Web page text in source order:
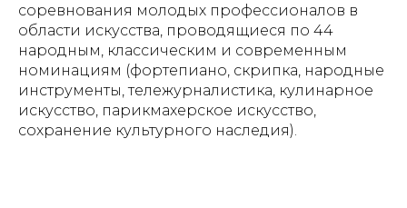
соревнования молодых профессионалов в
области искусства, проводящиеся по 44
народным, классическим и современным
номинациям (фортепиано, скрипка, народные
инструменты, тележурналистика, кулинарное
искусство, парикмахерское искусство,
сохранение культурного наследия).